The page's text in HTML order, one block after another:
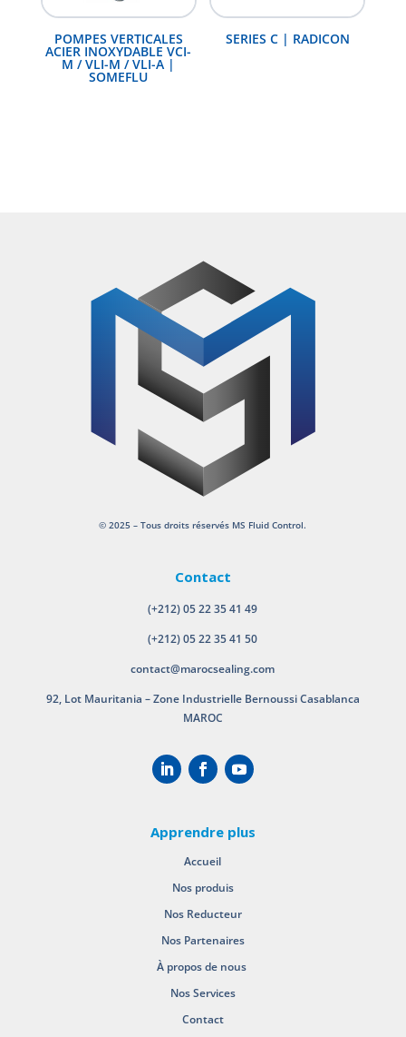
POMPES VERTICALES
ACIER INOXYDABLE VCI-
M / VLI-M / VLI-A |
SOMEFLU
SERIES C | RADICON
© 2025 – Tous droits réservés MS Fluid Control.
Contact
(+212) 05 22 35 41 49
(+212) 05 22 35 41 50
contact@marocsealing.com
92, Lot Mauritania – Zone Industrielle Bernoussi Casablanca
MAROC
Apprendre plus
Accueil
Nos produis
Nos Reducteur
Nos Partenaires
À propos de nous
Nos Services
Contact